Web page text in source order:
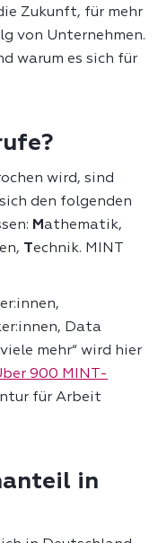
Zukunft, für mehr
von Unternehmen.
warum es sich für
wird, sind
den folgenden
Mathematik,
Technik. MINT
Data
mehr“ wird hier
900 MINT-
für Arbeit
in